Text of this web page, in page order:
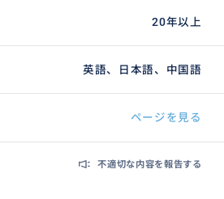
20年以上
英語、日本語、中国語
ページを見る
不適切な内容を報告する